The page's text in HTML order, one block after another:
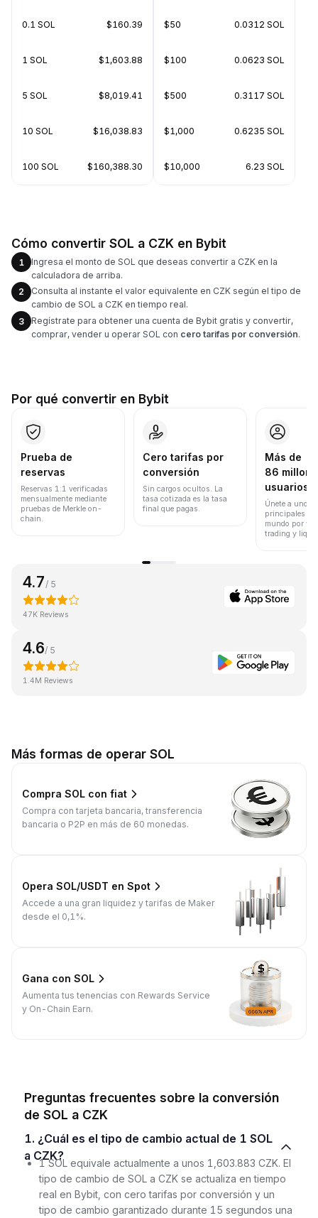
0.1 SOL $160.39
1 SOL $1,603.88
5 SOL $8,019.41
10 SOL $16,038.83
100 SOL $160,388.30
$50 0.0312 SOL
$100 0.0623 SOL
$500 0.3117 SOL
$1,000 0.6235 SOL
$10,000 6.23 SOL
Cómo convertir SOL a CZK en Bybit
1
Ingresa el monto de SOL que deseas convertir a CZK en la
calculadora de arriba.
2
Consulta al instante el valor equivalente en CZK según el tipo de
cambio de SOL a CZK en tiempo real.
3
Regístrate para obtener una cuenta de Bybit gratis y convertir,
comprar, vender u operar SOL con cero tarifas por conversión.
Por qué convertir en Bybit
Prueba de
reservas
Reservas 1:1 verificadas
mensualmente mediante
pruebas de Merkle on-
chain.
Cero tarifas por
conversión
Sin cargos ocultos. La
tasa cotizada es la tasa
final que pagas.
Más de
86
usuarios
Únete a uno
principales
mundo por
trading y
4.7 / 5
47K Reviews
4.6/ 5
1.4M Reviews
Más formas de operar SOL
Compra SOL con fiat
Compra con tarjeta bancaria, transferencia
bancaria o P2P en más de 60 monedas.
Opera SOL/USDT en Spot
Accede a una gran liquidez y tarifas de Maker
desde el 0,1%.
Gana con SOL
Aumenta tus tenencias con Rewards Service
y On-Chain Earn.
Preguntas frecuentes sobre la conversión
de SOL a CZK
1. ¿Cuál es el tipo de cambio actual de 1 SOL
a CZK?
1 SOL equivale actualmente a unos 1,603.883 CZK. El
tipo de cambio de SOL a CZK se actualiza en tiempo
real en Bybit, con cero tarifas por conversión y un
tipo de cambio garantizado durante 15 segundos una